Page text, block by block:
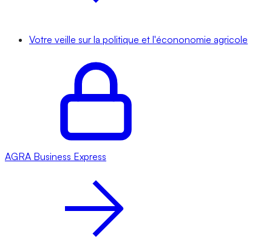
Votre veille sur la politique et l'écononomie agricole
AGRA Business Express